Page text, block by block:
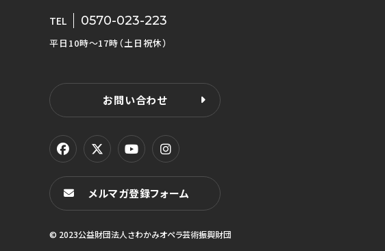
TEL 0570-023-223
平日10時〜17時（土日祝休）
お問い合わせ
メルマガ登録フォーム
© 2023公益財団法人さわかみオペラ芸術振興財団